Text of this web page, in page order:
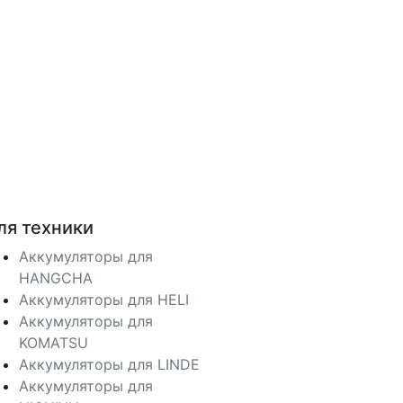
техники
Аккумуляторы для
HANGCHA
Аккумуляторы для HELI
Аккумуляторы для
KOMATSU
Аккумуляторы для LINDE
Аккумуляторы для